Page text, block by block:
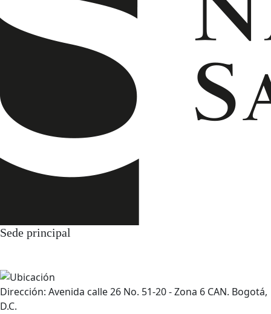
Sede principal
Dirección: Avenida calle 26 No. 51-20 - Zona 6 CAN. Bogotá,
D.C.